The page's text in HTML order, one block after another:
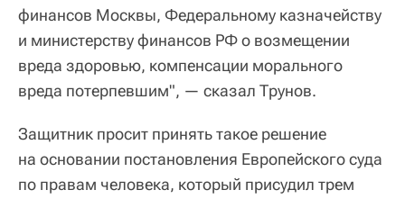
финансов Москвы, Федеральному казначейству
и министерству финансов РФ о возмещении
вреда здоровью, компенсации морального
вреда потерпевшим", — сказал Трунов.
Защитник просит принять такое решение
на основании постановления Европейского суда
по правам человека, который присудил трем